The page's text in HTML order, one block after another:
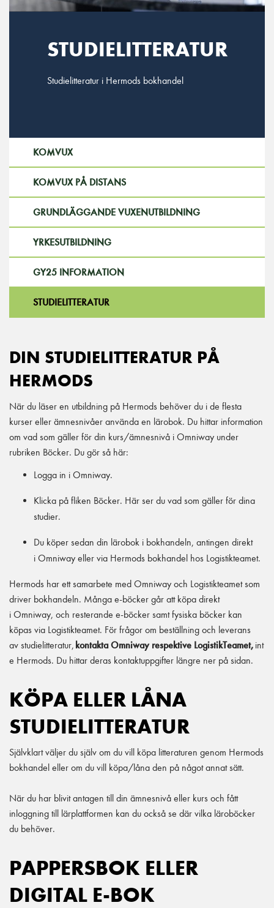
STUDIELITTERATUR
Studielitteratur i Hermods bokhandel
KOMVUX
KOMVUX PÅ DISTANS
GRUNDLÄGGANDE VUXENUTBILDNING
YRKESUTBILDNING
GY25 INFORMATION
STUDIELITTERATUR
DIN STUDIELITTERATUR PÅ
HERMODS
När du läser en utbildning på Hermods behöver du i de flesta
kurser eller ämnesnivåer använda en lärobok. Du hittar information
om vad som gäller för din kurs/ämnesnivå i Omniway under
rubriken Böcker. Du gör så här:
Logga in i Omniway.
Klicka på fliken Böcker. Här ser du vad som gäller för dina
studier.
Du köper sedan din lärobok i bokhandeln, antingen direkt
i Omniway eller via Hermods bokhandel hos Logistikteamet.
Hermods har ett samarbete med Omniway och Logistikteamet som
driver bokhandeln. Många e-böcker går att köpa direkt
i Omniway, och resterande e-böcker samt fysiska böcker kan
köpas via Logistikteamet. För frågor om beställning och leverans
av studielitteratur, kontakta Omniway respektive LogistikTeamet, int
e Hermods. Du hittar deras kontaktuppgifter längre ner på sidan.
KÖPA ELLER LÅNA
STUDIELITTERATUR
Självklart väljer du själv om du vill köpa litteraturen genom Hermods
bokhandel eller om du vill köpa/låna den på något annat sätt.
När du har blivit antagen till din ämnesnivå eller kurs och fått
inloggning till lärplattformen kan du också se där vilka läroböcker
du behöver.
PAPPERSBOK ELLER
DIGITAL E-BOK